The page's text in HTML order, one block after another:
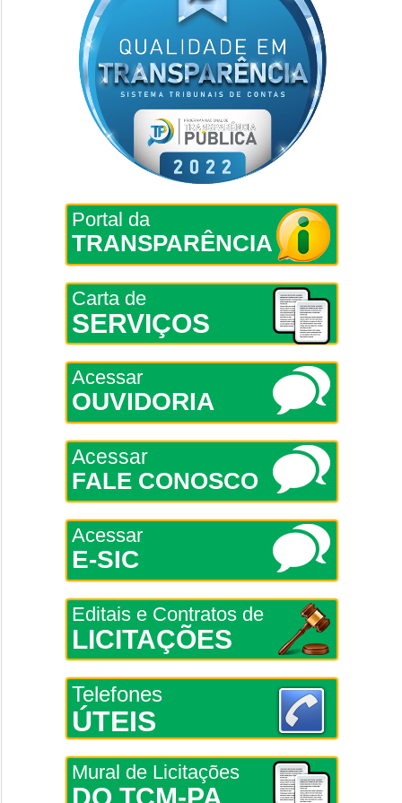
Portal da
TRANSPARÊNCIA
Carta de
SERVIÇOS
Acessar
OUVIDORIA
Acessar
FALE CONOSCO
Acessar
E-SIC
Editais e Contratos de
LICITAÇÕES
Telefones
ÚTEIS
Mural de Licitações
DO TCM-PA